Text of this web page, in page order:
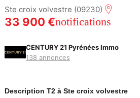
Ste croix volvestre (09230)
33 900 €notifications
CENTURY 21 Pyrénées Immo
138 annonces
Description T2 à Ste croix volvestre